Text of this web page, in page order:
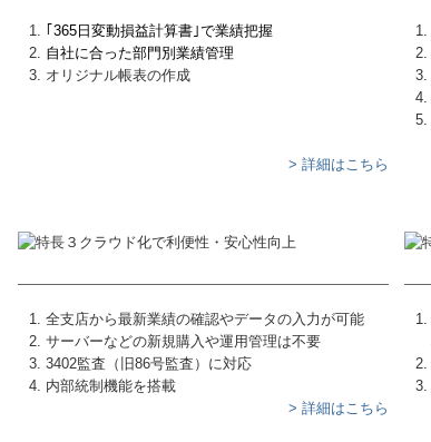
｢365日変動損益計算書｣で業績把握
自社に合った部門別業績管理
オリジナル帳表の作成
> 詳細はこちら
全支店から最新業績の確認やデータの入力が可能
サーバーなどの新規購入や運用管理は不要
3402監査（旧86号監査）に対応
内部統制機能を搭載
> 詳細はこちら